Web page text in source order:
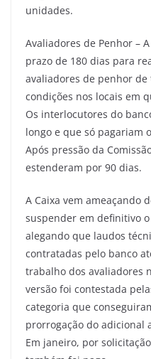
unidades.
Avaliadores de Penhor –
prazo de 180 dias para
avaliadores de penhor de
condições nos locais em
Os interlocutores do
longo e que só pagariam
Após pressão da
estenderam por 90 dias.
A Caixa vem ameaçando
suspender em definitivo
alegando que laudos
contratadas pelo banco
trabalho dos avaliadores
versão foi contestada
categoria que
prorrogação do adicional
Em janeiro, por